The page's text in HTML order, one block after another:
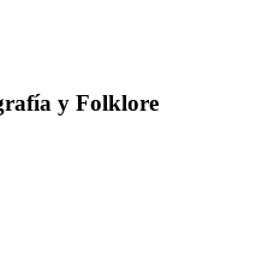
y Folklore